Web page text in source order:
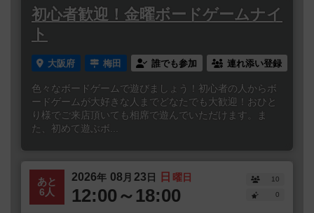
初心者歓迎！金曜ボードゲームナイ
ト
大阪府 梅田 誰でも参加 連れ添い登録
色々なボードゲームで遊びましょう！初心者の人からボ
ードゲームが大好きな人までどなたでも大歓迎！おひと
り様でご来店頂いても相席で遊んでいただけます。ま
た、初めて遊ぶボ...
あと
6人
2026年 08 月 23日 日 曜日
12:00～18:00
10
0